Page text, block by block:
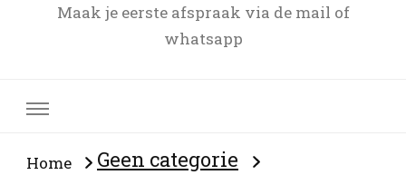
Maak je eerste afspraak via de mail of
whatsapp
Home Geen categorie